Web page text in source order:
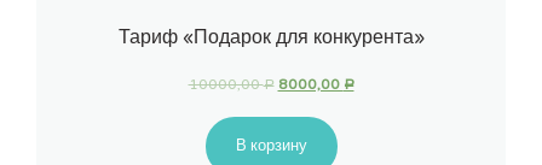
Тариф «Подарок для конкурента»
10000,00Р 8000,00 Р
В корзину